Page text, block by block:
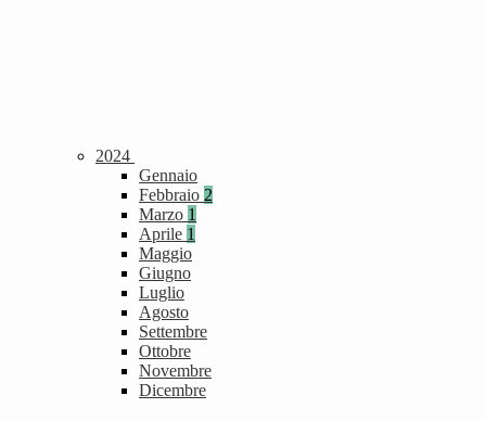
2024
Gennaio
Febbraio 2
Marzo 1
Aprile 1
Maggio
Giugno
Luglio
Agosto
Settembre
Ottobre
Novembre
Dicembre